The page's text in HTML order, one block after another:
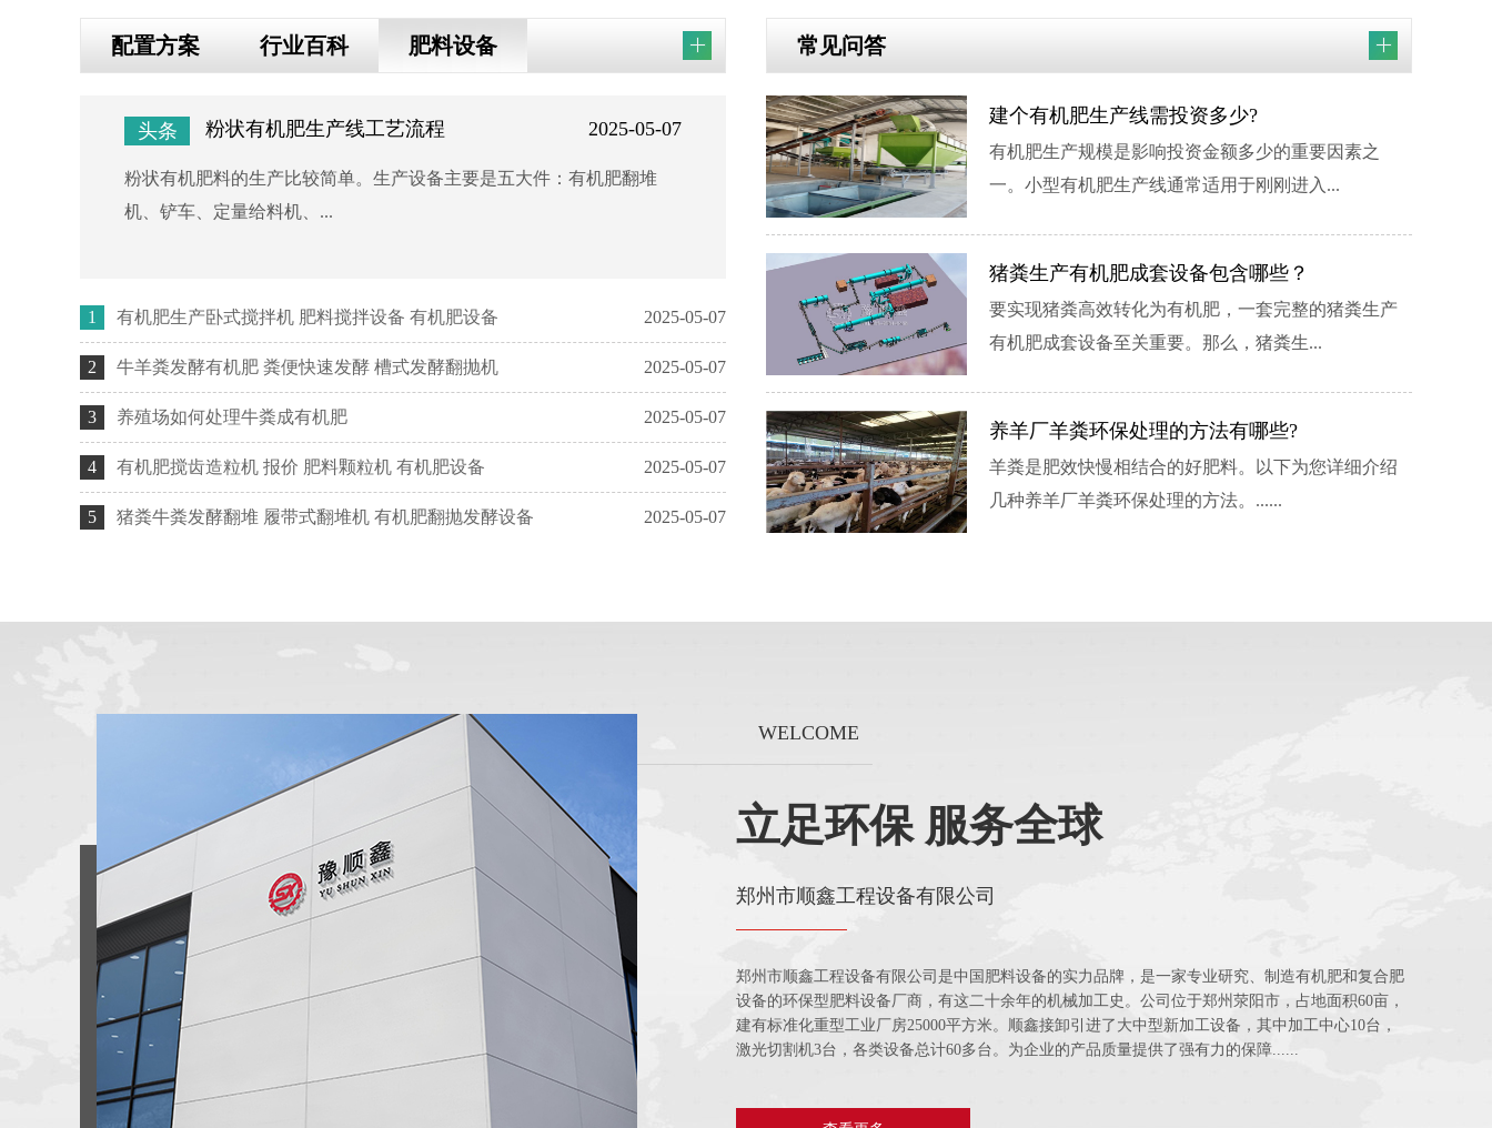
常见问答
建个有机肥生产线需投资多少?
有机肥生产规模是影响投资金额多少的重要因素之
一。小型有机肥生产线通常适用于刚刚进入...
猪粪生产有机肥成套设备包含哪些？
要实现猪粪高效转化为有机肥，一套完整的猪粪生产
有机肥成套设备至关重要。那么，猪粪生...
养羊厂羊粪环保处理的方法有哪些?
羊粪是肥效快慢相结合的好肥料。以下为您详细介绍
几种养羊厂羊粪环保处理的方法。......
配置方案 行业百科 肥料设备
2025-05-07
头条 粉状有机肥生产线工艺流程
粉状有机肥料的生产比较简单。生产设备主要是五大件：有机肥翻堆
机、铲车、定量给料机、...
2025-05-07
1 有机肥生产卧式搅拌机 肥料搅拌设备 有机肥设备
2025-05-07
2 牛羊粪发酵有机肥 粪便快速发酵 槽式发酵翻抛机
2025-05-07
3 养殖场如何处理牛粪成有机肥
2025-05-07
4 有机肥搅齿造粒机 报价 肥料颗粒机 有机肥设备
2025-05-07
5 猪粪牛粪发酵翻堆 履带式翻堆机 有机肥翻抛发酵设备
2022-07-11
头条 时产8-10吨有机肥造粒生产线配置
公司主营： 1-30万吨尿基、氨酸造粒、复合肥生产线； 1-30万吨有机、
无机肥料、垃圾、污泥等...
2025-03-31
年产3000吨有机肥设备配置
年产2万吨有机肥生产线配置
时产5-6吨有机肥生产线配置
2022-07-11
年产五万吨有机肥生产线配置
年产两万吨复合肥生产线配置
WELCOME
立足环保 服务全球
郑州市顺鑫工程设备有限公司
郑州市顺鑫工程设备有限公司是中国肥料设备的实力品牌，是一家专业研究、制造有机肥和复合肥
设备的环保型肥料设备厂商，有这二十余年的机械加工史。公司位于郑州荥阳市，占地面积60亩，
建有标准化重型工业厂房25000平方米。顺鑫接卸引进了大中型新加工设备，其中加工中心10台，
激光切割机3台，各类设备总计60多台。为企业的产品质量提供了强有力的保障......